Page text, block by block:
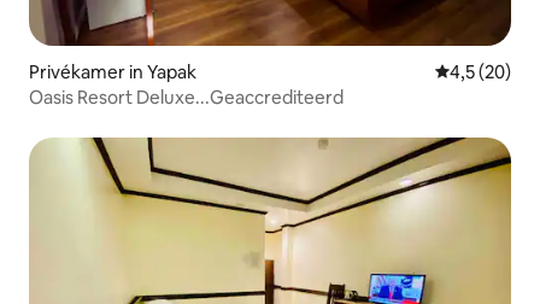
Privékamer in Yapak
4,5 (20)
Oasis Resort Deluxe...Geaccrediteerd